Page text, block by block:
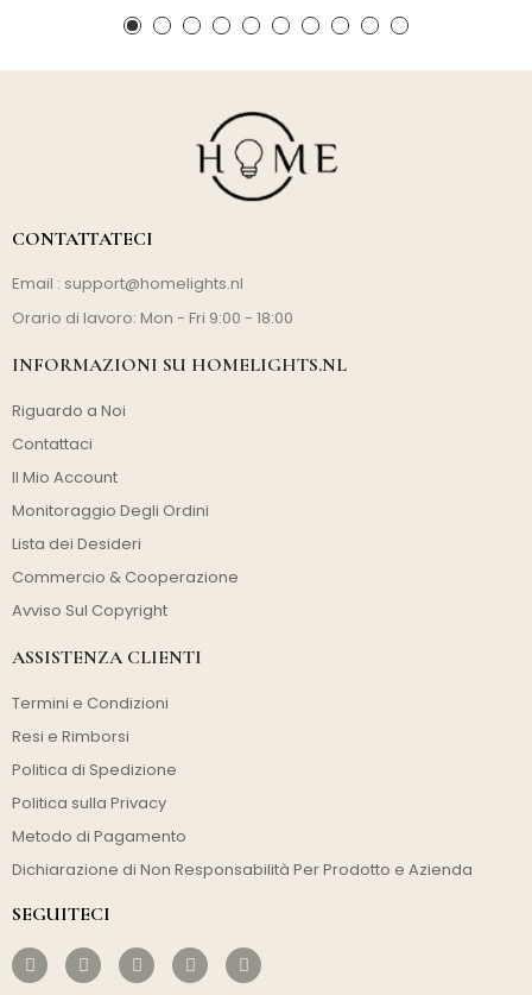
CONTATTATECI
Email : support@homelights.nl
Orario di lavoro: Mon - Fri 9:00 - 18:00
INFORMAZIONI SU HOMELIGHTS.NL
Riguardo a Noi
Contattaci
Il Mio Account
Monitoraggio Degli Ordini
Lista dei Desideri
Commercio & Cooperazione
Avviso Sul Copyright
ASSISTENZA CLIENTI
Termini e Condizioni
Resi e Rimborsi
Politica di Spedizione
Politica sulla Privacy
Metodo di Pagamento
Dichiarazione di Non Responsabilità Per Prodotto e Azienda
SEGUITECI